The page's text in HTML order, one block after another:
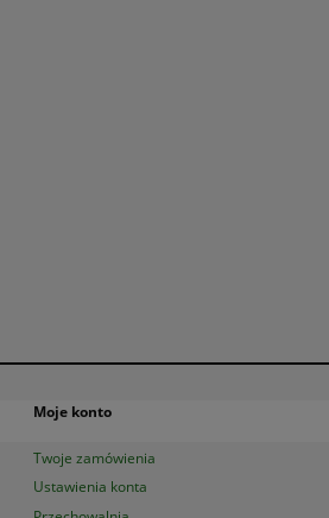
Moje konto
Twoje zamówienia
Ustawienia konta